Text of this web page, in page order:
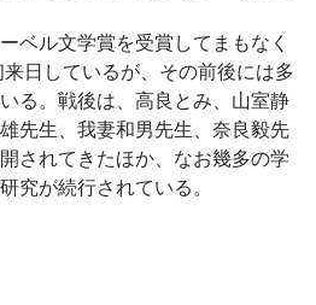
ベル文学賞を受賞してまもなく
日しているが、その前後には多
る。戦後は、高良とみ、山室静
先生、我妻和男先生、奈良毅先
されてきたほか、なお幾多の学
究が続行されている。
献